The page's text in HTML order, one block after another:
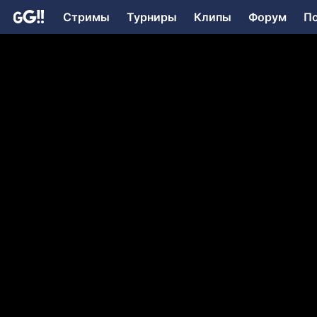
Стримы Турниры Клипы Форум